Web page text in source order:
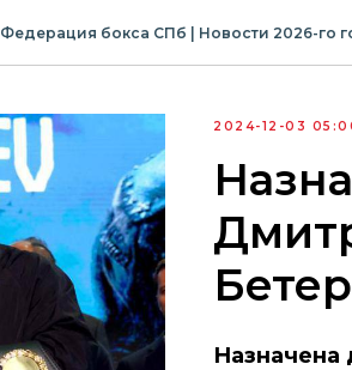
Федерация бокса СПб | Новости 2026-го
2024-12-03
Назначена